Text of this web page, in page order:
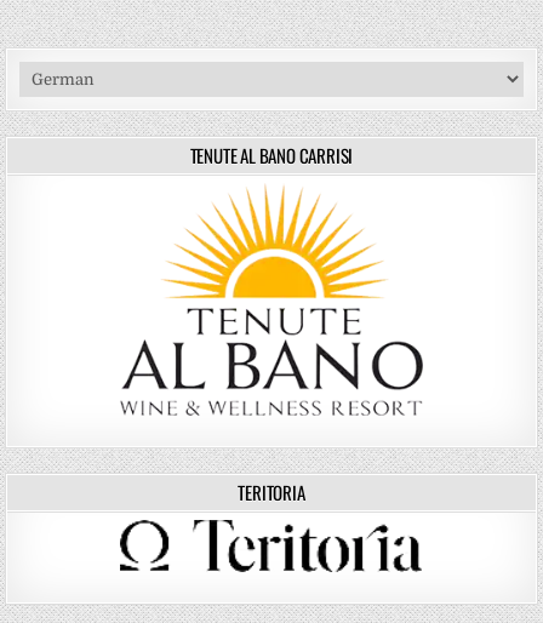
TENUTE AL BANO CARRISI
TERITORIA